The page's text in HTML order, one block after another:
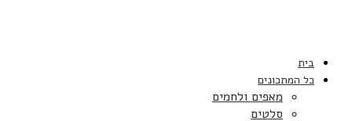
בית
כל המתכונים
מאפים ולחמים
סלטים